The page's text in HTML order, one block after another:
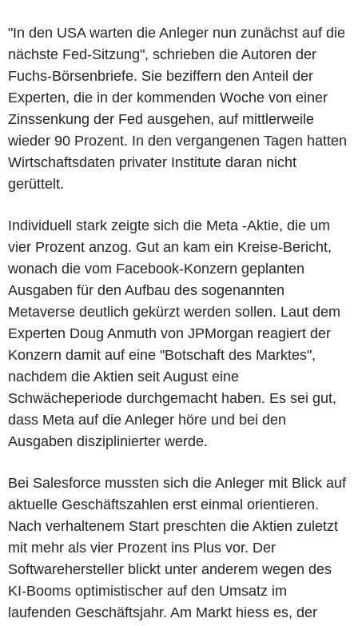
"In den USA warten die Anleger nun zunächst auf die
nächste Fed-Sitzung", schrieben die Autoren der
Fuchs-Börsenbriefe. Sie beziffern den Anteil der
Experten, die in der kommenden Woche von einer
Zinssenkung der Fed ausgehen, auf mittlerweile
wieder 90 Prozent. In den vergangenen Tagen hatten
Wirtschaftsdaten privater Institute daran nicht
gerüttelt.
Individuell stark zeigte sich die Meta -Aktie, die um
vier Prozent anzog. Gut an kam ein Kreise-Bericht,
wonach die vom Facebook-Konzern geplanten
Ausgaben für den Aufbau des sogenannten
Metaverse deutlich gekürzt werden sollen. Laut dem
Experten Doug Anmuth von JPMorgan reagiert der
Konzern damit auf eine "Botschaft des Marktes",
nachdem die Aktien seit August eine
Schwächeperiode durchgemacht haben. Es sei gut,
dass Meta auf die Anleger höre und bei den
Ausgaben disziplinierter werde.
Bei Salesforce mussten sich die Anleger mit Blick auf
aktuelle Geschäftszahlen erst einmal orientieren.
Nach verhaltenem Start preschten die Aktien zuletzt
mit mehr als vier Prozent ins Plus vor. Der
Softwarehersteller blickt unter anderem wegen des
KI-Booms optimistischer auf den Umsatz im
laufenden Geschäftsjahr. Am Markt hiess es, der